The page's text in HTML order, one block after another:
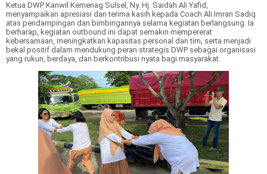
Ketua DWP Kanwil Kemenag Sulsel, Ny. Hj. Saidah Ali Yafid,
menyampaikan apresiasi dan terima kasih kepada Coach Ali Imran Sadiq
atas pendampingan dan bimbingannya selama kegiatan berlangsung. Ia
berharap, kegiatan outbound ini dapat semakin mempererat
kebersamaan, meningkatkan kapasitas personal dan tim, serta menjadi
bekal positif dalam mendukung peran strategis DWP sebagai organisasi
yang rukun, berdaya, dan berkontribusi nyata bagi masyarakat.